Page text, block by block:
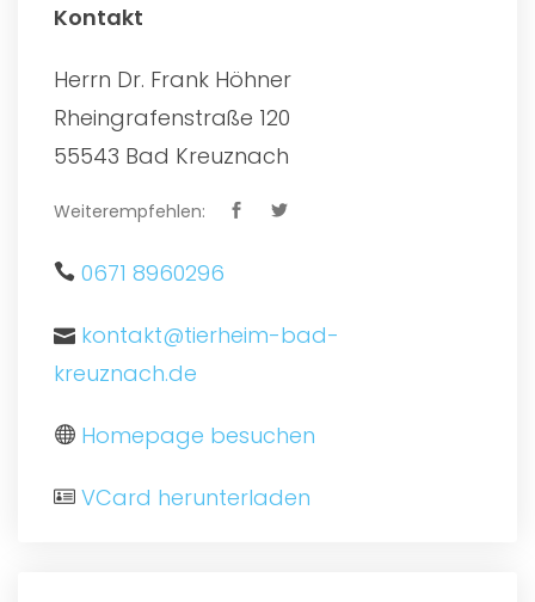
Kontakt
Herrn Dr. Frank Höhner
Rheingrafenstraße 120
55543 Bad Kreuznach
Weiterempfehlen:
0671 8960296
kontakt@tierheim-bad-
kreuznach.de
Homepage besuchen
VCard herunterladen